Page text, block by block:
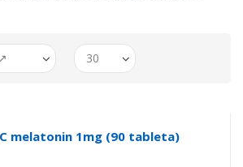
30
melatonin 1mg (90 tableta)